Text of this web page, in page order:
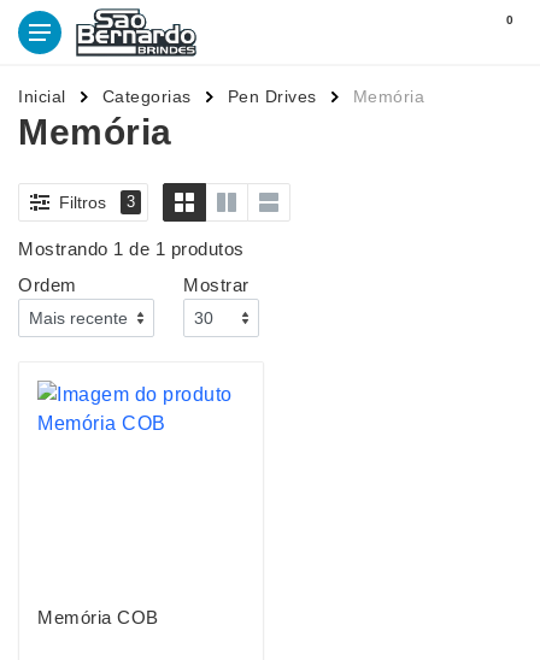
0
Inicial Categorias Pen Drives Memória
Memória
Filtros 3
Mostrando 1 de 1 produtos
Ordem
Mostrar
Memória COB